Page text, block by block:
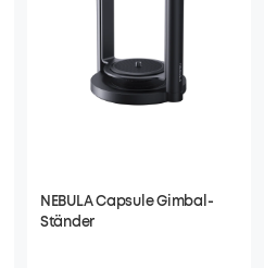
NEBULA Capsule Gimbal-
Ständer